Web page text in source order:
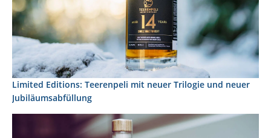
Limited Editions: Teerenpeli mit neuer Trilogie und neuer
Jubiläumsabfüllung